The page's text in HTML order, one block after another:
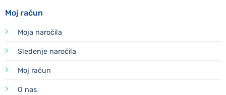
Moj račun
Moja naročila
Sledenje naročila
Moj račun
O nas